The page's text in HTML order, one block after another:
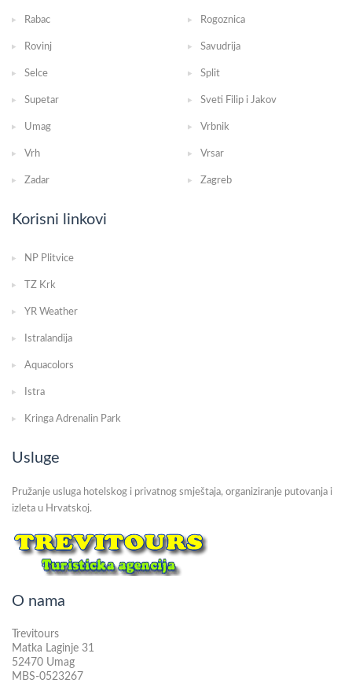
Rabac Rogoznica
Rovinj Savudrija
Selce Split
Supetar Sveti Filip i Jakov
Umag Vrbnik
Vrh Vrsar
Zadar Zagreb
Korisni linkovi
NP Plitvice
TZ Krk
YR Weather
Istralandija
Aquacolors
Istra
Kringa Adrenalin Park
Usluge
Pružanje usluga hotelskog i privatnog smještaja, organiziranje putovanja i
izleta u Hrvatskoj.
O nama
Trevitours
Matka Laginje 31
52470 Umag
MBS-0523267